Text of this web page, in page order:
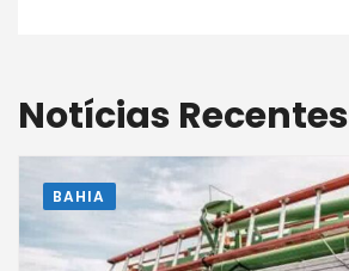
Notícias Recentes
BAHIA